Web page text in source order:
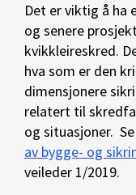
Det er viktig å ha
og senere
kvikkleireskred.
hva som er den
dimensjonere
relatert til
og situasjoner.
av bygge- og
veileder 1/2019.